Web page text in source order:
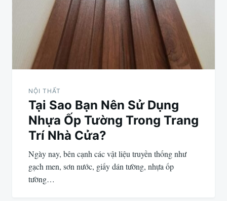
NỘI THẤT
Tại Sao Bạn Nên Sử Dụng
Nhựa Ốp Tường Trong Trang
Trí Nhà Cửa?
Ngày nay, bên cạnh các vật liệu truyền thống như
gạch men, sơn nước, giấy dán tường, nhựa ốp
tường…